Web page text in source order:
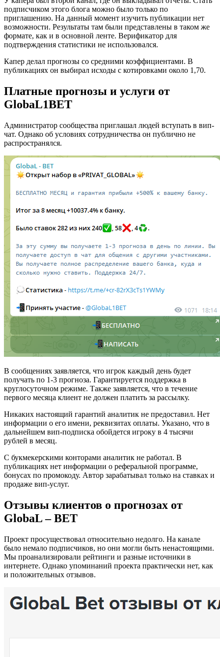
подписчиком этого блога можно было только по
приглашению. На данный момент изучить публикации нет
возможности. Результаты там были представлены в таком же
формате, как и в основной ленте. Верификатор для
подтверждения статистики не использовался.
Капер делал прогнозы со средними коэффициентами. В
публикациях он выбирал исходы с котировками около 1,70.
Платные прогнозы и услуги от
GlobaL1BET
Администратор сообщества приглашал людей вступать в вип-
чат. Однако об условиях сотрудничества он публично не
распространялся.
В сообщениях заявляется, что игрок каждый день будет
получать по 1-3 прогноза. Гарантируется поддержка в
круглосуточном режиме. Также заявляется, что в течение
первого месяца клиент не должен платить за рассылку.
Никаких настоящий гарантий аналитик не предоставил. Нет
информации о его имени, реквизитах оплаты. Указано, что в
дальнейшем вип-подписка обойдется игроку в 4 тысячи
рублей в месяц.
С букмекерскими конторами аналитик не работал. В
публикациях нет информации о реферальной программе,
бонусах по промокоду. Автор зарабатывал только на ставках и
продаже вип-услуг.
Отзывы клиентов о прогнозах от
GlobaL – BET
Проект просуществовал относительно недолго. На канале
было немало подписчиков, но они могли быть ненастоящими.
Мы проанализировали рейтинги и разные источники в
интернете. Однако упоминаний проекта практически нет, как
и положительных отзывов.